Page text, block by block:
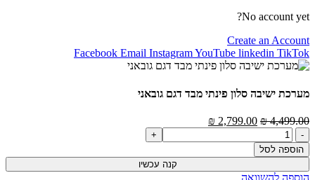
No account yet?
Create an Account
Facebook Email InstagramYouTube linkedin TikTok
מערכת ישיבה סלון פינתי מבד דגם גובאני
4,499.00
₪ המחיר
היה:
4,499.00 ₪.
2,799.00
₪
הוא:
2,799.00 ₪.
כמות
של
מערכת
ישיבה
הוספה לסל
קנה עכשיו
הוספה להשוואה